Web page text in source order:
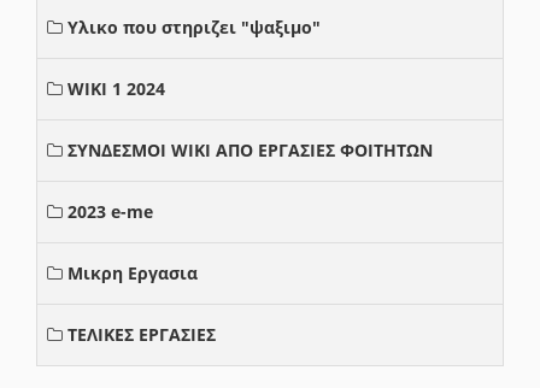
Υλικο που στηριζει "ψαξιμο"
WIKI 1 2024
ΣΥΝΔΕΣΜΟΙ WIKI ΑΠΟ ΕΡΓΑΣΙΕΣ ΦΟΙΤΗΤΩΝ
2023 e-me
Μικρη Εργασια
ΤΕΛΙΚΕΣ ΕΡΓΑΣΙΕΣ